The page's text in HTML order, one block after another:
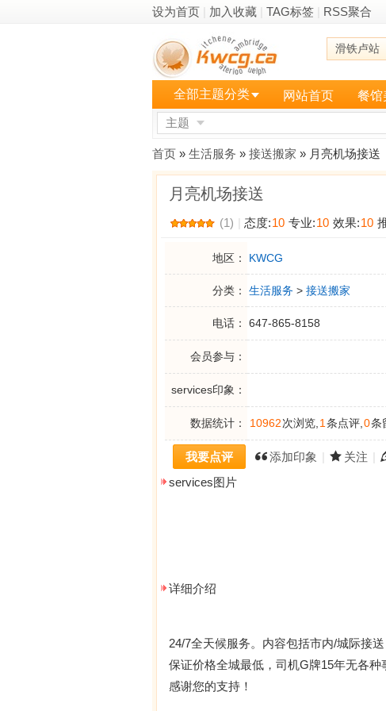
设为首页 加入收藏 TAG标签 RSS聚合
滑铁卢站
全部主题分类 网站首页 餐馆
主题
首页 » 生活服务 » 接送搬家 » 月亮机场接送
月亮机场接送
(1) 态度:10 专业:10 效果:10
地区： KWCG
分类： 生活服务 > 接送搬家
电话： 647-865-8158
会员参与：
services印象：
数据统计： 10962次浏览, 1 条点评, 0条
我要点评 添加印象 关注
services图片
详细介绍
24/7全天候服务。内容包括市内/城际接送
保证价格全城最低，司机G牌15年无各种
感谢您的支持！